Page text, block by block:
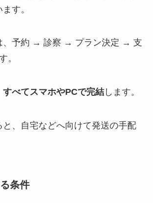
す。
、予約 → 診察 → プラン決定 → 支
。
すべてスマホやPCで完結します。
、自宅などへ向けて発送の手配
条件